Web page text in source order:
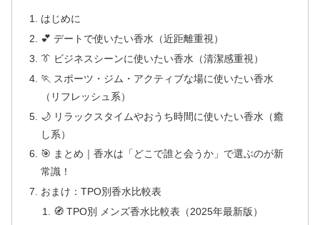
はじめに
💕 デートで使いたい香水（近距離重視）
👔 ビジネスシーンに使いたい香水（清潔感重視）
🏃 スポーツ・ジム・アクティブな場に使いたい香水
（リフレッシュ系）
🌙 リラックスタイムやおうち時間に使いたい香水（癒
し系）
🎯 まとめ｜香水は「どこで誰と会うか」で選ぶのが新
常識！
おまけ：TPO別香水比較表
🧭 TPO別 メンズ香水比較表（2025年最新版）